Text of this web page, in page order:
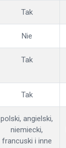
Tak
Nie
Tak
Tak
polski, angielski,
niemiecki,
francuski i inne